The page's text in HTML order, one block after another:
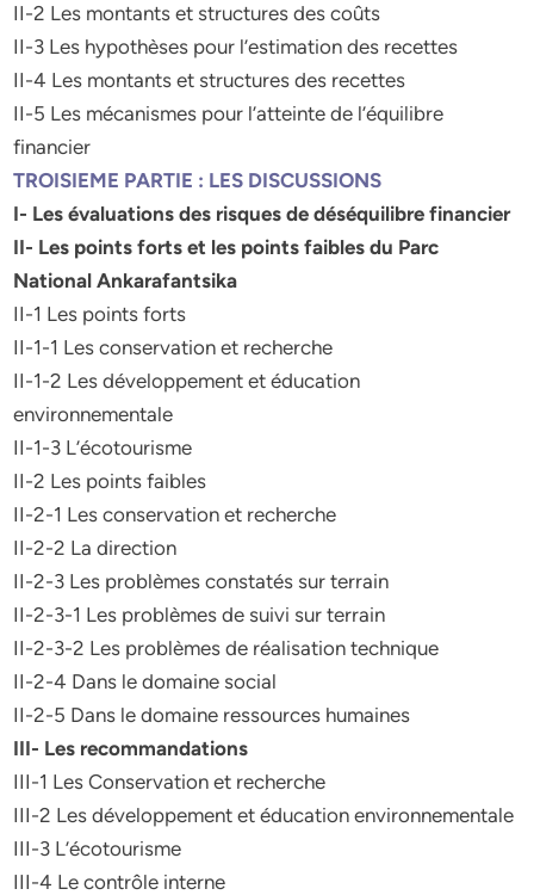
II-2 Les montants et structures des coûts
II-3 Les hypothèses pour l’estimation des recettes
II-4 Les montants et structures des recettes
II-5 Les mécanismes pour l’atteinte de l’équilibre
financier
TROISIEME PARTIE : LES DISCUSSIONS
I- Les évaluations des risques de déséquilibre financier
II- Les points forts et les points faibles du Parc
National Ankarafantsika
II-1 Les points forts
II-1-1 Les conservation et recherche
II-1-2 Les développement et éducation
environnementale
II-1-3 L’écotourisme
II-2 Les points faibles
II-2-1 Les conservation et recherche
II-2-2 La direction
II-2-3 Les problèmes constatés sur terrain
II-2-3-1 Les problèmes de suivi sur terrain
II-2-3-2 Les problèmes de réalisation technique
II-2-4 Dans le domaine social
II-2-5 Dans le domaine ressources humaines
III- Les recommandations
III-1 Les Conservation et recherche
III-2 Les développement et éducation environnementale
III-3 L’écotourisme
III-4 Le contrôle interne